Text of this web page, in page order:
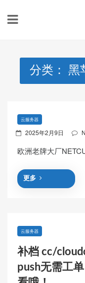
分类： 黑
云服务器
Posted
2025年2月9日
欧洲老牌大厂
更多
云服务器
补档 cc/
push无需工